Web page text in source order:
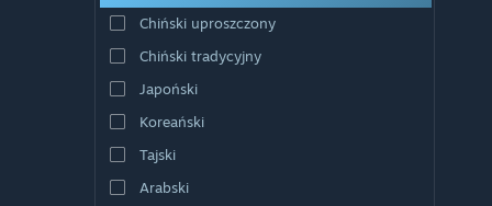
Chiński uproszczony
Chiński tradycyjny
Japoński
Koreański
Tajski
Arabski